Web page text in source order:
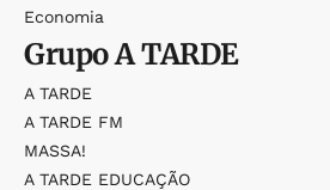
Economia
GrupoA TARDE
A TARDE
A TARDE FM
MASSA!
A TARDE EDUCAÇÃO